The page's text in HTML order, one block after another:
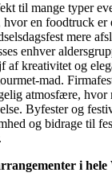
til mange typer
en foodtruck er
mere
enhver
af kreativitet og
mad.
atmosfære, hvor
Byfester og
og bidrage til
i hele